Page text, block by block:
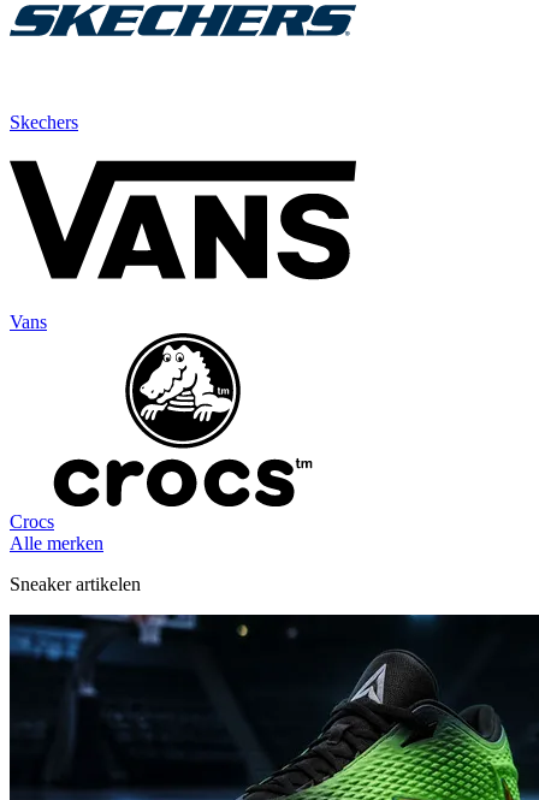
Skechers
Vans
Crocs
Alle merken
Sneaker artikelen